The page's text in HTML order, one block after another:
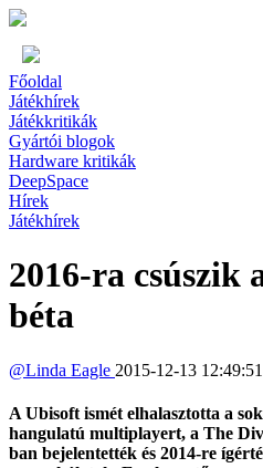
Főoldal
Játékhírek
Játékkritikák
Gyártói blogok
Hardware kritikák
DeepSpace
Hírek
Játékhírek
2016-ra csúszik
béta
@Linda Eagle 2015-12-13 12:49:51
A Ubisoft ismét elhalasztotta a
hangulatú multiplayert, a The
ban bejelentették és 2014-re